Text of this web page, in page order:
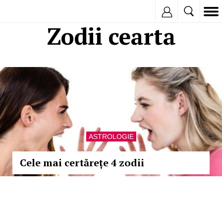
Zodii cearta
ASTROLOGIE
Cele mai certărețe 4 zodii